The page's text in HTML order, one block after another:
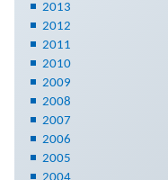
2013
2012
2011
2010
2009
2008
2007
2006
2005